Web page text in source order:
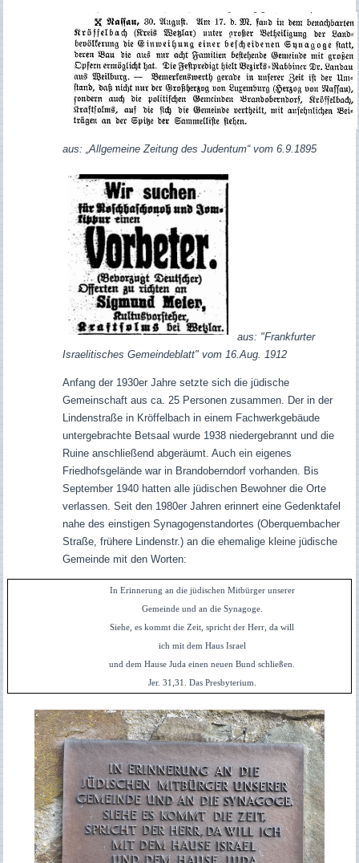
aus: „Allgemeine Zeitung des Judentum“ vom 6.9.1895
aus: "Frankfurter
Israelitisches Gemeindeblatt" vom 16.Aug. 1912
Anfang der 1930er Jahre setzte sich die jüdische
Gemeinschaft aus ca. 25 Personen zusammen. Der in der
Lindenstraße in Kröffelbach in einem Fachwerkgebäude
untergebrachte Betsaal wurde 1938 niedergebrannt und die
Ruine anschließend abgeräumt. Auch ein eigenes
Friedhofsgelände war in Brandoberndorf vorhanden. Bis
September 1940 hatten alle jüdischen Bewohner die Orte
verlassen. Seit den 1980er Jahren erinnert eine Gedenktafel
nahe des einstigen Synagogenstandortes (Oberquembacher
Straße, frühere Lindenstr.) an die ehemalige kleine jüdische
Gemeinde mit den Worten:
In Erinnerung an die jüdischen Mitbürger unserer
Gemeinde und an die Synagoge.
Siehe, es kommt die Zeit, spricht der Herr, da will
ich mit dem Haus Israel
und dem Hause Juda einen neuen Bund schließen.
Jer. 31,31. Das Presbyterium.